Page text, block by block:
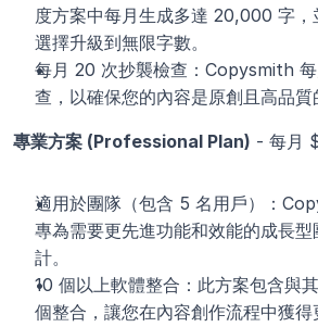
度方案中每月生成多達 20,000 字，
選擇升級到無限字數。
每月 20 次抄襲檢查：Copysmith
查，以確保您的內容是原創且高品質
專業方案 (Professional Plan) - 每月
適用於團隊（包含 5 名用戶）：
專為需要更先進功能和效能的成長
計。
10 個以上軟體整合：此方案包含與
個整合，讓您在內容創作流程中獲